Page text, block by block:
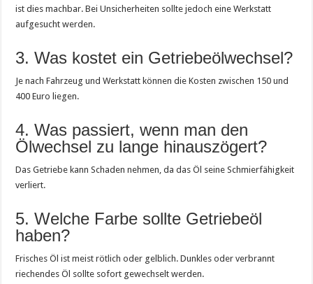
ist dies machbar. Bei Unsicherheiten sollte jedoch eine Werkstatt
aufgesucht werden.
3. Was kostet ein Getriebeölwechsel?
Je nach Fahrzeug und Werkstatt können die Kosten zwischen 150 und
400 Euro liegen.
4. Was passiert, wenn man den
Ölwechsel zu lange hinauszögert?
Das Getriebe kann Schaden nehmen, da das Öl seine Schmierfähigkeit
verliert.
5. Welche Farbe sollte Getriebeöl
haben?
Frisches Öl ist meist rötlich oder gelblich. Dunkles oder verbrannt
riechendes Öl sollte sofort gewechselt werden.